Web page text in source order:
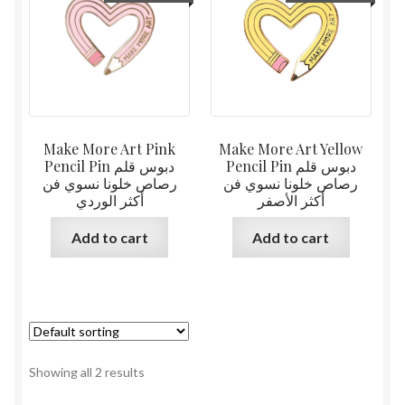
Make More Art Pink
Pencil Pin دبوس قلم
رصاص خلونا نسوي فن
أكثر الوردي
Add to cart
Make More Art Yellow
Pencil Pin دبوس قلم
رصاص خلونا نسوي فن
أكثر الأصفر
Add to cart
Showing all 2 results